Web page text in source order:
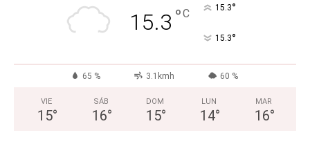
15.3 °C 15.3°
15.3°
65 % 3.1kmh 60 %
VIE
15°
SÁB
16°
DOM
15°
LUN
14°
MAR
16°